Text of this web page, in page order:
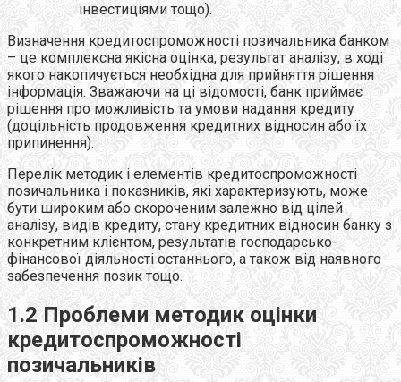
інвестиціями тощо).
Визначення кредитоспроможності позичальника банком
– це комплексна якісна оцінка, результат аналізу, в ході
якого накопичується необхідна для прийняття рішення
інформація. Зважаючи на ці відомості, банк приймає
рішення про можливість та умови надання кредиту
(доцільність продовження кредитних відносин або їх
припинення).
Перелік методик і елементів кредитоспроможності
позичальника і показників, які характеризують, може
бути широким або скороченим залежно від цілей
аналізу, видів кредиту, стану кредитних відносин банку з
конкретним клієнтом, результатів господарсько-
фінансової діяльності останнього, а також від наявного
забезпечення позик тощо.
1.2 Проблеми методик оцінки
кредитоспроможності
позичальників